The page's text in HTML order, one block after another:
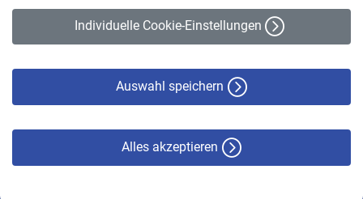
Individuelle Cookie-Einstellungen
Auswahl speichern
Alles akzeptieren
Erklärung zur Barrierefreiheit
© VBL 2026